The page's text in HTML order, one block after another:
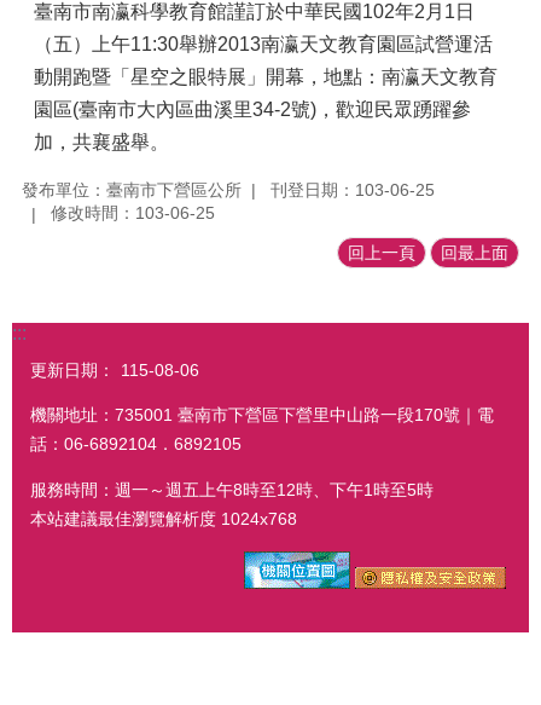
臺南市南瀛科學教育館謹訂於中華民國102年2月1日
（五）上午11:30舉辦2013南瀛天文教育園區試營運活
動開跑暨「星空之眼特展」開幕，地點：南瀛天文教育
園區(臺南市大內區曲溪里34-2號)，歡迎民眾踴躍參
加，共襄盛舉。
發布單位：臺南市下營區公所
刊登日期：103-06-25
修改時間：103-06-25
回上一頁 回最上面
:::
更新日期： 115-08-06
機關地址：735001 臺南市下營區下營里中山路一段170號｜電
話：06-6892104．6892105
服務時間：週一～週五上午8時至12時、下午1時至5時
本站建議最佳瀏覽解析度 1024x768